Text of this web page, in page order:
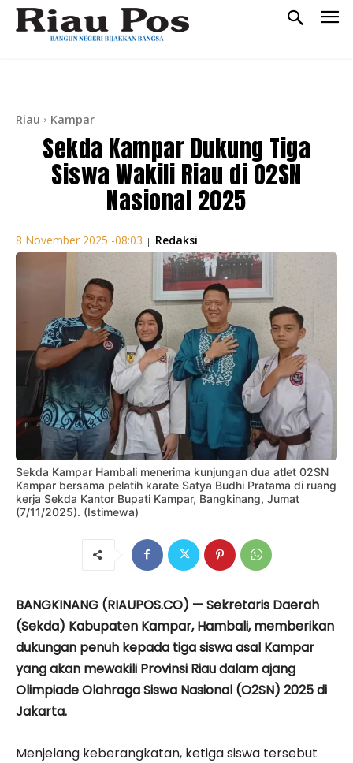
Riau Kampar
Sekda Kampar Dukung Tiga
Siswa Wakili Riau di O2SN
Nasional 2025
8 November 2025 -08:03 | Redaksi
Sekda Kampar Hambali menerima kunjungan dua atlet 02SN
Kampar bersama pelatih karate Satya Budhi Pratama di ruang
kerja Sekda Kantor Bupati Kampar, Bangkinang, Jumat
(7/11/2025). (Istimewa)
BANGKINANG (RIAUPOS.CO) — Sekretaris Daerah
(Sekda) Kabupaten Kampar, Hambali, memberikan
dukungan penuh kepada tiga siswa asal Kampar
yang akan mewakili Provinsi Riau dalam ajang
Olimpiade Olahraga Siswa Nasional (O2SN) 2025 di
Jakarta.
Menjelang keberangkatan, ketiga siswa tersebut